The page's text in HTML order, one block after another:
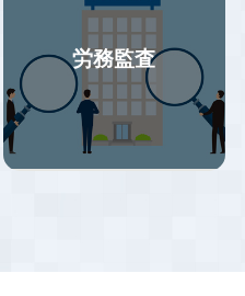
にしています。
手続担当と労務担当が同時に情
報を得る事でスピード感を持っ
た対応、給付金の申請漏れ防止
や労務トラブルの早期予防に繋
がっています。
助成金は雇用保険の適用事業所
であれば殆ど業種を問わず活用
できるものです。しかし「ちょ
労務監査